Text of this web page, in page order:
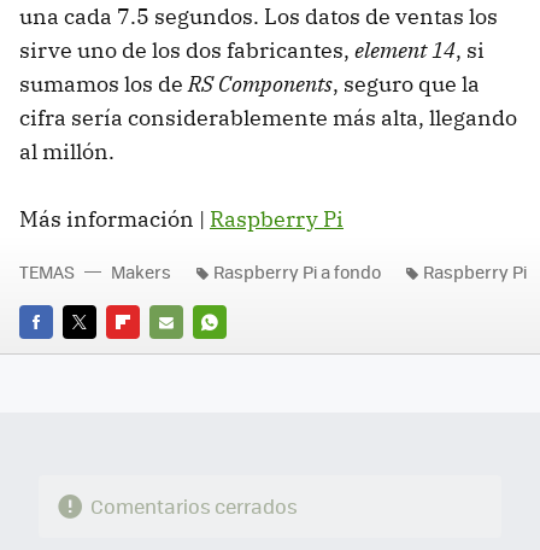
una cada 7.5 segundos. Los datos de ventas los
sirve uno de los dos fabricantes, element 14, si
sumamos los de RS Components, seguro que la
cifra sería considerablemente más alta, llegando
al millón.
Más información | Raspberry Pi
FACEBOOK
TWITTERFLIPBOARD
E-
WHATSAPP
TEMAS Makers Raspberry Pi a fondo Raspberry Pi
Comentarios cerrados